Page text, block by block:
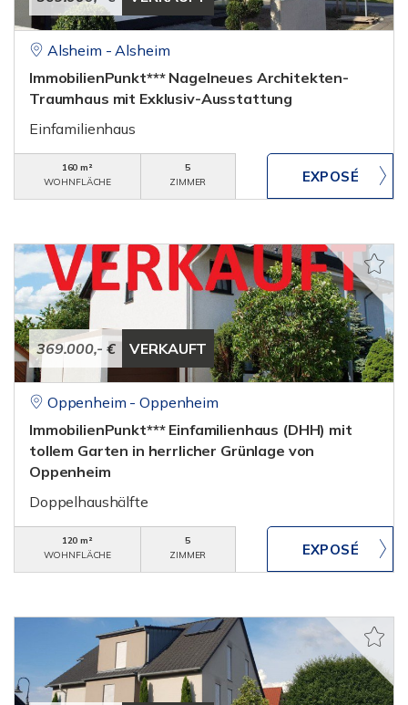
Alsheim - Alsheim
ImmobilienPunkt*** Nagelneues Architekten-
Traumhaus mit Exklusiv-Ausstattung
Einfamilienhaus
160 m²
WOHNFLÄCHE
5
ZIMMER
369.000,- € VERKAUFT
Oppenheim - Oppenheim
ImmobilienPunkt*** Einfamilienhaus (DHH) mit
tollem Garten in herrlicher Grünlage von
Oppenheim
Doppelhaushälfte
120 m²
WOHNFLÄCHE
5
ZIMMER